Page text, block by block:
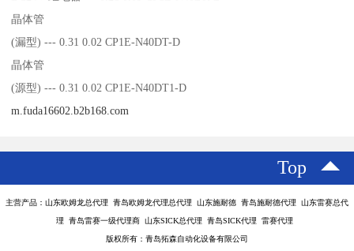
晶体管
(漏型) --- 0.31 0.02 CP1E-N40DT-D
晶体管
(源型) --- 0.31 0.02 CP1E-N40DT1-D
m.fuda16602.b2b168.com
Top
主营产品：山东欧姆龙总代理 青岛欧姆龙代理总代理 山东施耐德 青岛施耐德代理 山东雷赛总代
理 青岛雷赛一级代理商 山东SICK总代理 青岛SICK代理 雷赛代理
版权所有：青岛拓森自动化设备有限公司